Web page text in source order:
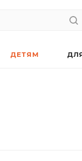
ДЕТЯМ